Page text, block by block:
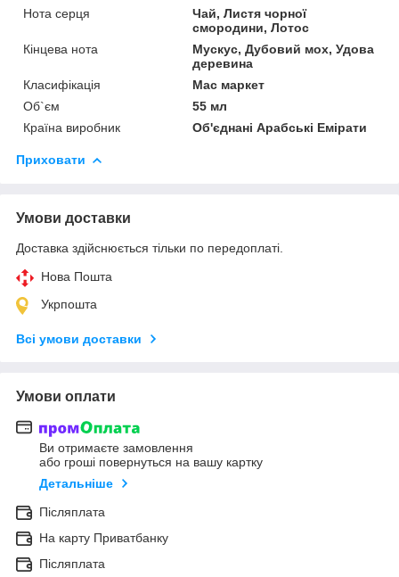
Нота серця
Чай, Листя чорної
смородини, Лотос
Кінцева нота
Мускус, Дубовий мох, Удова
деревина
Класифікація
Мас маркет
Об`єм
55 мл
Країна виробник
Об'єднані Арабські Емірати
Приховати
Умови доставки
Доставка здійснюється тільки по передоплаті.
Нова Пошта
Укрпошта
Всі умови доставки
Умови оплати
Ви отримаєте замовлення
або гроші повернуться на вашу картку
Детальніше
Післяплата
На карту Приватбанку
Післяплата